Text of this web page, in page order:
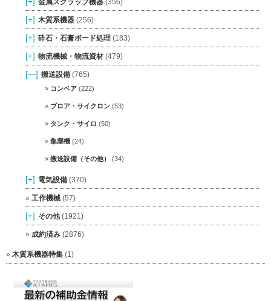
[+] 木質系機器 (256)
[+] 砕石・石膏ボード処理 (183)
[+] 物流機械・物流資材 (479)
[—] 搬送設備 (765)
コンベア (222)
ブロア・サイクロン (53)
タンク・サイロ (50)
集塵機 (24)
搬送設備（その他） (34)
[+] 電気設備 (370)
工作機械 (57)
[+] その他(1921)
成約済み (2876)
木質系機器特集 (1)